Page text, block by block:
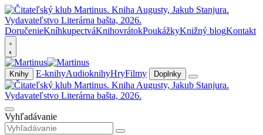
DoručenieKníhkupectváKnihovrátokPoukážkyKnižný blogKontakt
Knihy E-knihyAudioknihyHryFilmy Doplnky
Vyhľadávanie